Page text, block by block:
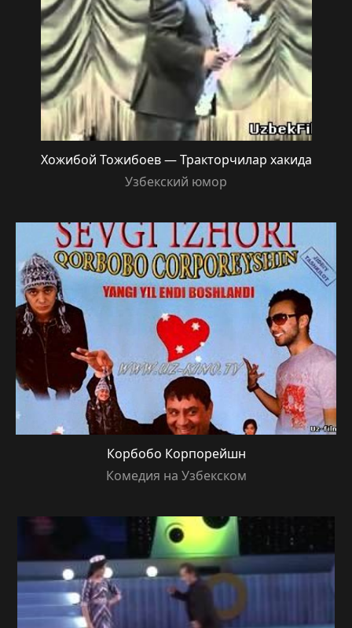
Хожибой Тожибоев — Тракторчилар хакида
Узбекский юмор
Корбобо Корпорейшн
Комедия на Узбекском